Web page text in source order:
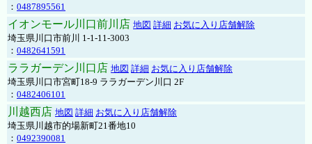
： 0487895561
イオンモール川口前川店 地図 詳細 お気に入り店舗解除
埼玉県川口市前川 1-1-11-3003
： 0482641591
ララガーデン川口店 地図 詳細 お気に入り店舗解除
埼玉県川口市宮町18-9 ララガーデン川口 2F
： 0482406101
川越西店 地図 詳細 お気に入り店舗解除
埼玉県川越市的場新町21番地10
： 0492390081